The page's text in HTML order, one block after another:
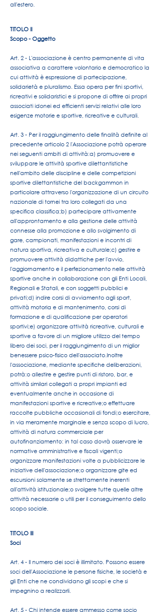
all'estero.
TITOLO II
Scopo - Oggetto
Art. 2 - L'associazione è centro permanente di vita
associativa a carattere volontario e democratico la
cui attività è espressione di partecipazione,
solidarietà e pluralismo. Essa opera per fini sportivi,
ricreativi e solidaristici e si propone di offrire ai propri
associati idonei ed efficienti servizi relativi alle loro
esigenze motorie e sportive, ricreative e culturali.
Art. 3 - Per il raggiungimento delle finalità definite al
precedente articolo 2 l'Associazione potrà operare
nei seguenti ambiti di attività:a) promuovere e
sviluppare le attività sportive dilettantistiche
nell'ambito delle discipline e delle competizioni
sportive dilettantistiche del backgammon in
particolare attraverso l'organizzazione di un circuito
nazionale di tornei tra loro collegati da una
specifica classifica;b) partecipare attivamente
all'approntamento e alla gestione delle attività
connesse alla promozione e allo svolgimento di
gare, campionati, manifestazioni e incontri di
natura sportiva, ricreativa e culturale;c) gestire e
promuovere attività didattiche per l'avvio,
l'aggiornamento e il perfezionamento nelle attività
sportive anche in collaborazione con gli Enti Locali,
Regionali e Statali, e con soggetti pubblici e
privati;d) indire corsi di avviamento agli sport,
attività motoria e di mantenimento, corsi di
formazione e di qualificazione per operatori
sportivi;e) organizzare attività ricreative, culturali e
sportive a favore di un migliore utilizzo del tempo
libero dei soci, per il raggiungimento di un miglior
benessere psico-fisico dell'associato.Inoltre
l'associazione, mediante specifiche deliberazioni,
potrà:o allestire e gestire punti di ristoro, bar, e
attività similari collegati a propri impianti ed
eventualmente anche in occasione di
manifestazioni sportive e ricreative;o effettuare
raccolte pubbliche occasionali di fondi;o esercitare,
in via meramente marginale e senza scopo di lucro,
attività di natura commerciale per
autofinanziamento: in tal caso dovrà osservare le
normative amministrative e fiscali vigenti;o
organizzare manifestazioni volte a pubblicizzare le
iniziative dell'associazione;o organizzare gite ed
escursioni solamente se strettamente inerenti
all'attività istituzionale;o svolgere tutte quelle altre
attività necessarie o utili per il conseguimento dello
scopo sociale.
TITOLO III
Soci
Art. 4 - Il numero dei soci è illimitato. Possono essere
soci dell'Associazione le persone fisiche, le società e
gli Enti che ne condividano gli scopi e che si
impegnino a realizzarli.
Art. 5 - Chi intende essere ammesso come socio